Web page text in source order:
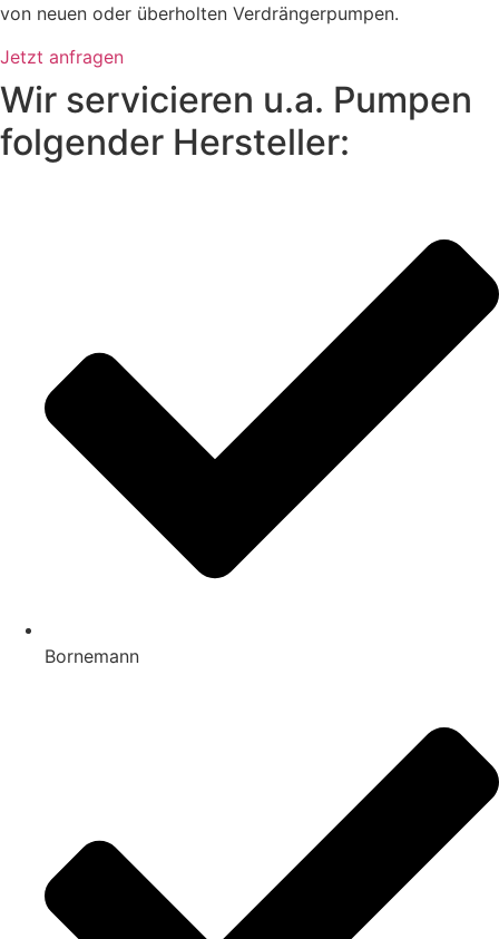
von neuen oder überholten Verdrängerpumpen.
Jetzt anfragen
Wir servicieren u.a. Pumpen
folgender Hersteller:
Bornemann